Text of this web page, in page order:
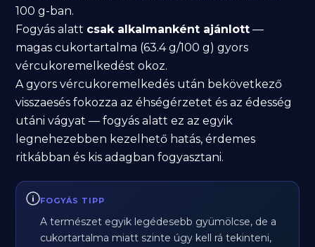
100 g-ban.
Fogyás alatt csak alkalmanként ajánlott —
magas cukortartalma (63.4 g/100 g) gyors
vércukoremelkedést okoz.
A gyors vércukoremelkedés után bekövetkező
visszaesés fokozza az éhségérzetet és az édesség
utáni vágyat — fogyás alatt ez az egyik
legnehezebben kezelhető hatás, érdemes
ritkábban és kis adagban fogyasztani.
FOGYÁS TIPP
A természet egyik legédesebb gyümölcse, de a
cukortartalma miatt szinte úgy kell rá tekinteni,